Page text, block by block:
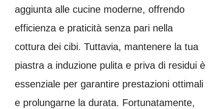
aggiunta alle cucine moderne, offrendo
efficienza e praticità senza pari nella
cottura dei cibi. Tuttavia, mantenere la tua
piastra a induzione pulita e priva di residui è
essenziale per garantire prestazioni ottimali
e prolungarne la durata. Fortunatamente,